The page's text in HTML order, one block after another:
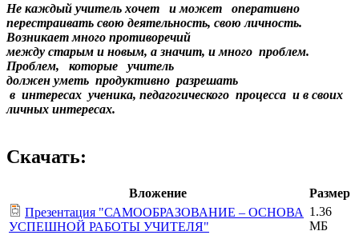
Не каждый учитель хочет и может оперативно
перестраивать свою деятельность, свою личность.
Возникает много противоречий
между старым и новым, а значит, и много проблем.
Проблем, которые учитель
должен уметь продуктивно разрешать
в интересах ученика, педагогического процесса и в своих
личных интересах.
Скачать:
Вложение
Размер
Презентация "САМООБРАЗОВАНИЕ – ОСНОВА
УСПЕШНОЙ РАБОТЫ УЧИТЕЛЯ"
1.36
МБ